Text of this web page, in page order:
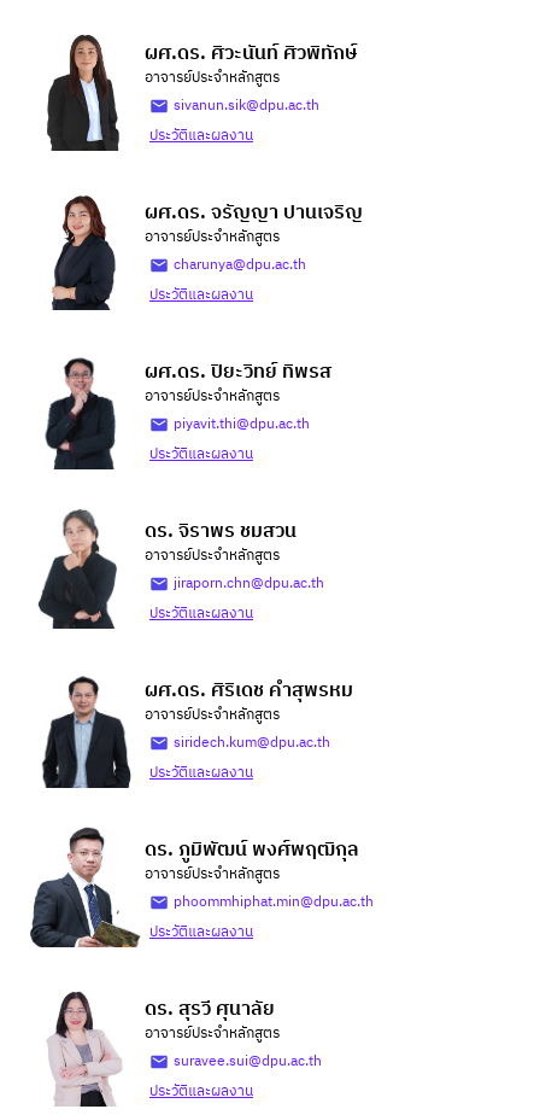
ผศ.ดร. ศิวะนันท์ ศิวพิทักษ์
อาจารย์ประจำหลักสูตร
sivanun.sik@dpu.ac.th
ประวัติและผลงาน
ผศ.ดร. จรัญญา ปานเจริญ
อาจารย์ประจำหลักสูตร
charunya@dpu.ac.th
ประวัติและผลงาน
ผศ.ดร. ปิยะวิทย์ ทิพรส
อาจารย์ประจำหลักสูตร
piyavit.thi@dpu.ac.th
ประวัติและผลงาน
ดร. จิราพร ชมสวน
อาจารย์ประจำหลักสูตร
jiraporn.chn@dpu.ac.th
ประวัติและผลงาน
ผศ.ดร. ศิริเดช คำสุพรหม
อาจารย์ประจำหลักสูตร
siridech.kum@dpu.ac.th
ประวัติและผลงาน
ดร. ภูมิพัฒน์ พงศ์พฤฒิกุล
อาจารย์ประจำหลักสูตร
phoommhiphat.min@dpu.ac.th
ประวัติและผลงาน
ดร. สุรวี ศุนาลัย
อาจารย์ประจำหลักสูตร
suravee.sui@dpu.ac.th
ประวัติและผลงาน